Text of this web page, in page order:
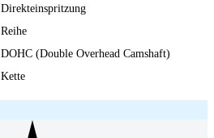
Direkteinspritzung
Reihe
DOHC (Double Overhead Camshaft)
Kette